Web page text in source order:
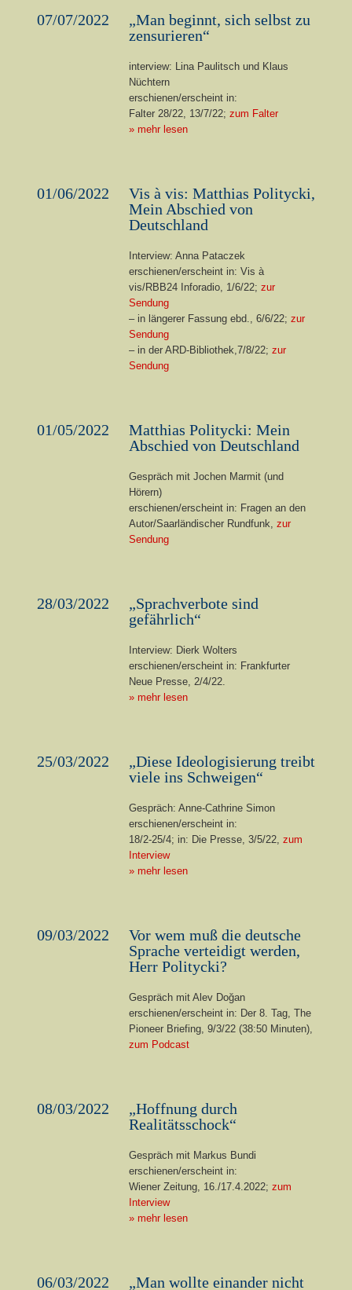
07/07/2022
„Man beginnt, sich selbst zu
zensurieren“
interview: Lina Paulitsch und Klaus
Nüchtern
erschienen/erscheint in:
Falter 28/22, 13/7/22; zum Falter
» mehr lesen
01/06/2022
Vis à vis: Matthias Politycki,
Mein Abschied von
Deutschland
Interview: Anna Pataczek
erschienen/erscheint in: Vis à
vis/RBB24 Inforadio, 1/6/22; zur
Sendung
– in längerer Fassung ebd., 6/6/22; zur
Sendung
– in der ARD-Bibliothek,7/8/22; zur
Sendung
01/05/2022
Matthias Politycki: Mein
Abschied von Deutschland
Gespräch mit Jochen Marmit (und
Hörern)
erschienen/erscheint in: Fragen an den
Autor/Saarländischer Rundfunk, zur
Sendung
28/03/2022
„Sprachverbote sind
gefährlich“
Interview: Dierk Wolters
erschienen/erscheint in: Frankfurter
Neue Presse, 2/4/22.
» mehr lesen
25/03/2022
„Diese Ideologisierung treibt
viele ins Schweigen“
Gespräch: Anne-Cathrine Simon
erschienen/erscheint in:
18/2-25/4; in: Die Presse, 3/5/22, zum
Interview
» mehr lesen
09/03/2022
Vor wem muß die deutsche
Sprache verteidigt werden,
Herr Politycki?
Gespräch mit Alev Doğan
erschienen/erscheint in: Der 8. Tag, The
Pioneer Briefing, 9/3/22 (38:50 Minuten),
zum Podcast
08/03/2022
„Hoffnung durch
Realitätsschock“
Gespräch mit Markus Bundi
erschienen/erscheint in:
Wiener Zeitung, 16./17.4.2022; zum
Interview
» mehr lesen
06/03/2022
„Man wollte einander nicht